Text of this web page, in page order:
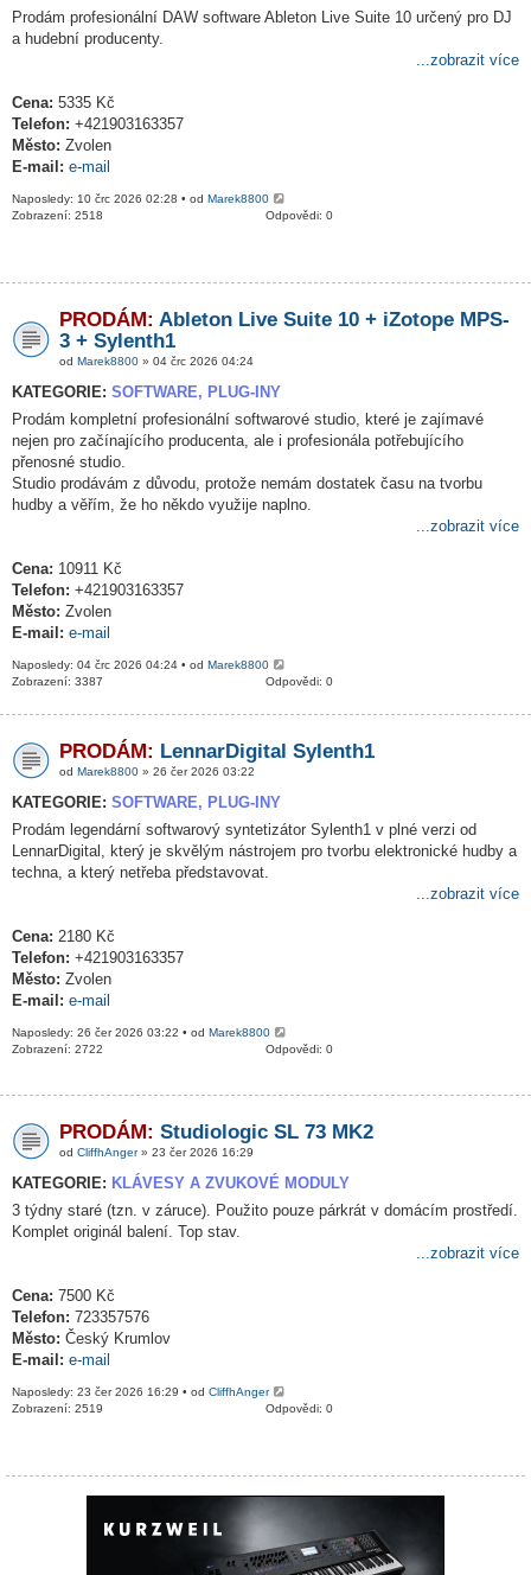
Prodám profesionální DAW software Ableton Live Suite 10 určený pro DJ
a hudební producenty.
...zobrazit více
Cena: 5335 Kč
Telefon: +421903163357
Město: Zvolen
E-mail: e-mail
Naposledy: 10 črc 2026 02:28 • od Marek8800
Odpovědi: 0
Zobrazení: 2518
PRODÁM: Ableton Live Suite 10 + iZotope MPS-
3 + Sylenth1
od Marek8800 » 04 črc 2026 04:24
KATEGORIE: SOFTWARE, PLUG-INY
Prodám kompletní profesionální softwarové studio, které je zajímavé
nejen pro začínajícího producenta, ale i profesionála potřebujícího
přenosné studio.
Studio prodávám z důvodu, protože nemám dostatek času na tvorbu
hudby a věřím, že ho někdo využije naplno.
...zobrazit více
Cena: 10911 Kč
Telefon: +421903163357
Město: Zvolen
E-mail: e-mail
Naposledy: 04 črc 2026 04:24 • od Marek8800
Odpovědi: 0
Zobrazení: 3387
PRODÁM: LennarDigital Sylenth1
od Marek8800 » 26 čer 2026 03:22
KATEGORIE: SOFTWARE, PLUG-INY
Prodám legendární softwarový syntetizátor Sylenth1 v plné verzi od
LennarDigital, který je skvělým nástrojem pro tvorbu elektronické hudby a
techna, a který netřeba představovat.
...zobrazit více
Cena: 2180 Kč
Telefon: +421903163357
Město: Zvolen
E-mail: e-mail
Naposledy: 26 čer 2026 03:22 • od Marek8800
Odpovědi: 0
Zobrazení: 2722
PRODÁM: Studiologic SL 73 MK2
od CliffhAnger» 23 čer 2026 16:29
KATEGORIE: KLÁVESY A ZVUKOVÉ MODULY
3 týdny staré (tzn. v záruce). Použito pouze párkrát v domácím prostředí.
Komplet originál balení. Top stav.
...zobrazit více
Cena: 7500 Kč
Telefon: 723357576
Město: Český Krumlov
E-mail: e-mail
Naposledy: 23 čer 2026 16:29 • od CliffhAnger
Odpovědi: 0
Zobrazení: 2519